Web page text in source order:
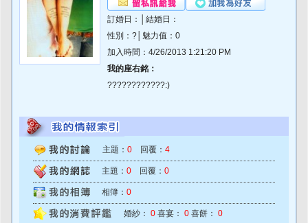
訂婚日：│結婚日：
性別：?│魅力值：0
加入時間：4/26/2013 1:21:20 PM
我的座右銘：
????????????:)
主題： 0 回覆： 4
主題： 0 回覆： 0
相簿： 0
婚紗： 0 喜宴： 0 喜餅： 0